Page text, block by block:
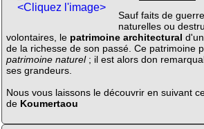
<Cliquez l'image>
Sauf faits de
naturelles ou
volontaires, le patrimoine architectural
de la richesse de son passé. Ce patrimoine
patrimoine naturel; il est alors don
ses grandeurs.
Nous vous laissons le découvrir en suivant
de Koumertaou